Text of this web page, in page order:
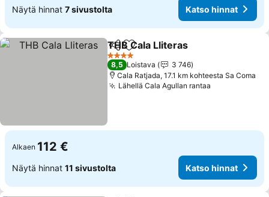
Näytä hinnat 7 sivustolta Katso hinnat
Jaa Lisää suosikkeihin
THB Cala Lliteras
4 Tähtiluokitus
8,5 Loistava
3 746
Cala Ratjada, 17.1 km kohteesta Sa Coma
Lähellä Cala Agullan rantaa
Alkaen 112 €
Näytä hinnat 11 sivustolta Katso hinnat